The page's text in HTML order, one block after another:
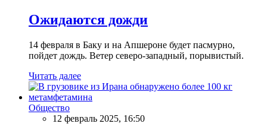
Ожидаются дожди
14 февраля в Баку и на Апшероне будет пасмурно,
пойдет дождь. Ветер северо-западный, порывистый.
Читать далее
Общество
12 февраль 2025, 16:50